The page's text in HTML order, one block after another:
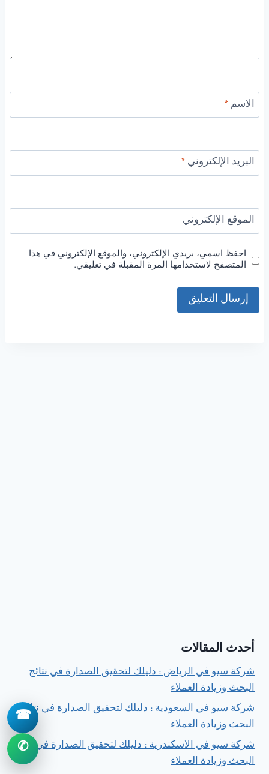
الاسم*
البريد الإلكتروني *
الموقع الإلكتروني
احفظ اسمي، بريدي الإلكتروني، والموقع الإلكتروني في هذا
المتصفح لاستخدامها المرة المقبلة في تعليقي.
أحدث المقالات
شركة سيو في الرياض : دليلك لتحقيق الصدارة في نتائج
البحث وزيادة العملاء
شركة سيو في السعودية : دليلك لتحقيق الصدارة في نتائج
البحث وزيادة العملاء
شركة سيو في الاسكندرية : دليلك لتحقيق الصدارة في نتائج
البحث وزيادة العملاء
☎
✆